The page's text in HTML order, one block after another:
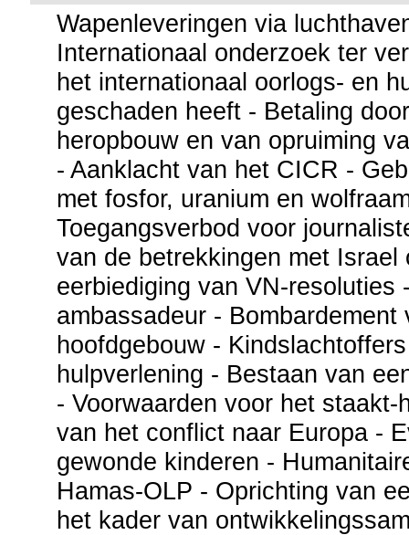
Wapenleveringen via
Internationaal onderzoek ter
het internationaal oorlogs- en
geschaden heeft - Betaling
heropbouw en van opruiming
- Aanklacht van het CICR -
met fosfor, uranium en
Toegangsverbod voor
van de betrekkingen met Israel
eerbiediging van VN-resoluties
ambassadeur - Bombardement
hoofdgebouw -
hulpverlening - Bestaan van
- Voorwaarden voor het staakt-
van het conflict naar Europa -
gewonde kinderen -
Hamas-OLP - Oprichting van
het kader van